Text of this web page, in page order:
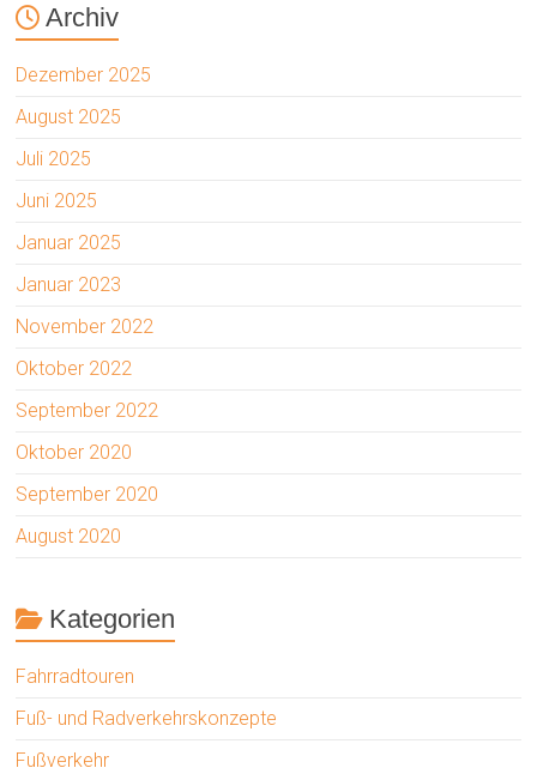
Archiv
Dezember 2025
August 2025
Juli 2025
Juni 2025
Januar 2025
Januar 2023
November 2022
Oktober 2022
September 2022
Oktober 2020
September 2020
August 2020
Kategorien
Fahrradtouren
Fuß- und Radverkehrskonzepte
Fußverkehr